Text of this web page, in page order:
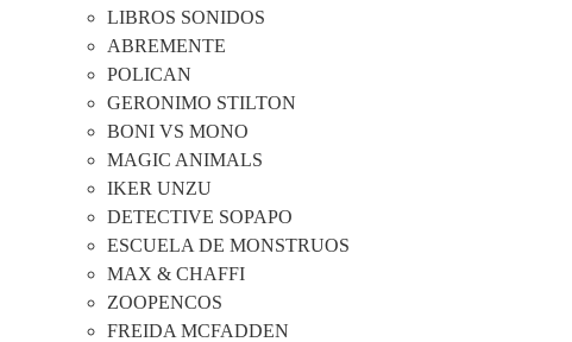
LIBROS SONIDOS
ABREMENTE
POLICAN
GERONIMO STILTON
BONI VS MONO
MAGIC ANIMALS
IKER UNZU
DETECTIVE SOPAPO
ESCUELA DE MONSTRUOS
MAX & CHAFFI
ZOOPENCOS
FREIDA MCFADDEN